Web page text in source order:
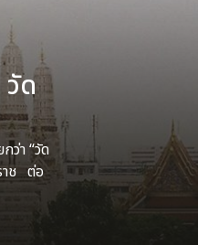
วัด
ว่า “วัด
าช ต่อ